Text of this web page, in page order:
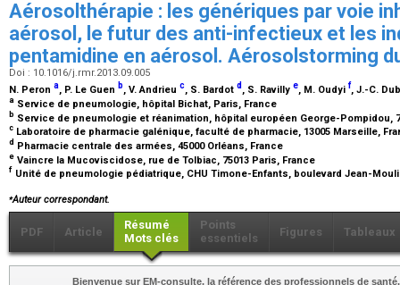
Aérosolthérapie : les génériques par voie
aérosol, le futur des anti-infectieux et les
pentamidine en aérosol. Aérosolstorming
Doi : 10.1016/j.rmr.2013.09.005
N. Peron a, P. Le Guen b, V. Andrieu c, S. Bardot d , S. Ravilly e, M. Oudyi f, J.-C.
a Service de pneumologie, hôpital Bichat, Paris, France
b Service de pneumologie et réanimation, hôpital européen George-Pompidou,
c Laboratoire de pharmacie galénique, faculté de pharmacie, 13005 Marseille,
d Pharmacie centrale des armées, 45000 Orléans, France
e Vaincre la Mucoviscidose, rue de Tolbiac, 75013 Paris, France
f Unité de pneumologie pédiatrique, CHU Timone-Enfants, boulevard Jean-
⁎Auteur correspondant.
PDF Article
Résumé
Mots clés
Points
essentiels
Figures Tableaux
Bienvenue sur EM-consulte, la référence des professionnels de santé.